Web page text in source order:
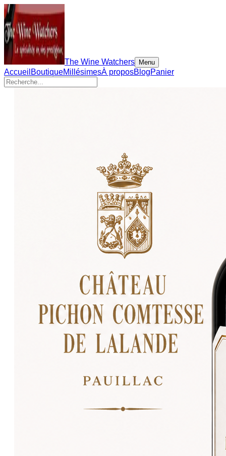
The Wine Watchers Menu
Accueil BoutiqueMillésimesÀ proposBlogPanier